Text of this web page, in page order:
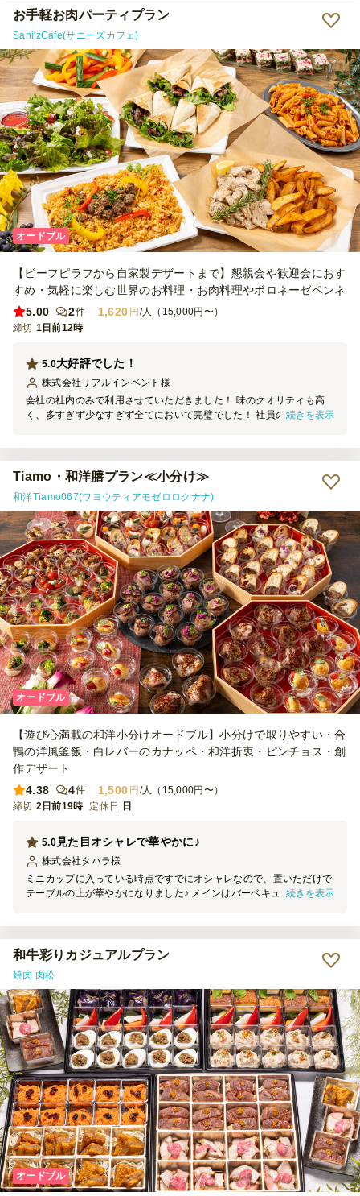
お手軽お肉パーティプラン
Sani'zCafe(サニーズカフェ)
オードブル
【ビーフピラフから自家製デザートまで】懇親会や歓迎会におす
すめ・気軽に楽しむ世界のお料理・お肉料理やボロネーゼペンネ
5.00
2件 1,620 円 /人（15,000円〜）
締切 1日前12時
大好評でした！
5.0
株式会社リアルインベント 様
会社の社内のみで利用させていただきました！ 味のクオリティも高
く、多すぎず少なすぎず全てにおいて完璧でした！ 社員の皆さんも
続きを表示
Tiamo・和洋膳プラン≪小分け≫
和洋Tiamo067(ワヨウティアモゼロロクナナ)
オードブル
【遊び心満載の和洋小分けオードブル】小分けで取りやすい・合
鴨の洋風釜飯・白レバーのカナッペ・和洋折衷・ピンチョス・創
作デザート
4.38
4件 1,500 円 /人（15,000円〜）
締切 2日前19時 定休日 日
見た目オシャレで華やかに♪
5.0
株式会社タハラ様
ミニカップに入っている時点ですでにオシャレなので、置いただけで
テーブルの上が華やかになりました♪ メインはバーベキューだったの
してしまいますが、それは仕方ないですね。どれも美味しかったで
す。
続きを表示
和牛彩りカジュアルプラン
焼肉 肉松
オードブル